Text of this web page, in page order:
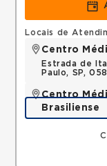
Locais de
Centro
Estrada de
Paulo, SP,
Centro
Brasiliense
Rua Americo
Campo, SP,